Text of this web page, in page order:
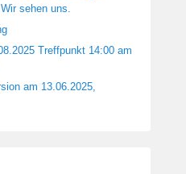
sehen uns.
Treffpunkt 14:00 am
am 13.06.2025,